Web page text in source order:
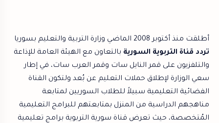
أطلقت منذ أكتوبر 2008 الماضي وزارة التربية والتعليم بسوريا
تردد قناة التربوية السورية بالتعاون مع الهيئة العامة للإذاعة
والتلفزيون على قمر النايل سات وقمر العرب سات، في إطار
سعي الوزارة لإطلاق حملات التعليم عن بُعد ولتكون القناة
الفضائية التعليمية سبيلاً للطلاب السوريين لمتابعة
مناهجهم الدراسية من المنزل بمتابعتهم للبرامج التعليمية
المُتخصصة، حيث تعرض قناة سورية التربوية برامج تعليمية